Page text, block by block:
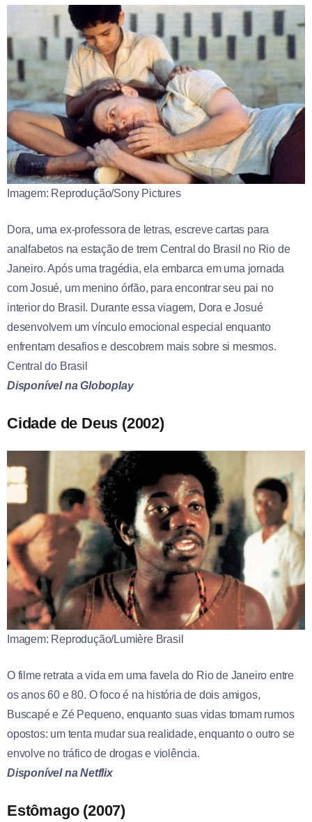
Imagem: Reprodução/Sony Pictures
Dora, uma ex-professora de letras, escreve cartas para
analfabetos na estação de trem Central do Brasil no Rio de
Janeiro. Após uma tragédia, ela embarca em uma jornada
com Josué, um menino órfão, para encontrar seu pai no
interior do Brasil. Durante essa viagem, Dora e Josué
desenvolvem um vínculo emocional especial enquanto
enfrentam desafios e descobrem mais sobre si mesmos.
Central do Brasil
Disponível na Globoplay
Cidade de Deus (2002)
Imagem: Reprodução/Lumière Brasil
O filme retrata a vida em uma favela do Rio de Janeiro entre
os anos 60 e 80. O foco é na história de dois amigos,
Buscapé e Zé Pequeno, enquanto suas vidas tomam rumos
opostos: um tenta mudar sua realidade, enquanto o outro se
envolve no tráfico de drogas e violência.
Disponível na Netflix
Estômago (2007)